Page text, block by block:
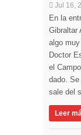
Jul 16,
En la
Gibraltar
algo
Doctor
el
dado.
sale del
Leer